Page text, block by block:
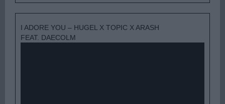
I ADORE YOU – HUGEL X TOPIC X ARASH
FEAT. DAECOLM